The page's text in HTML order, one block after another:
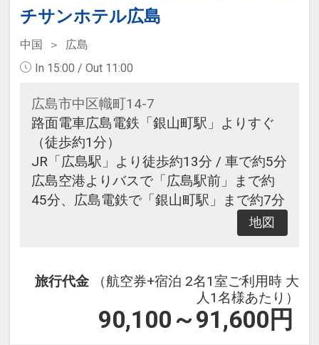
チサンホテル広島
中国
広島
In 15:00 / Out 11:00
広島市中区幟町14-7
路面電車広島電鉄「銀山町駅」よりすぐ
（徒歩約1分）
JR「広島駅」より徒歩約13分 / 車で約5分
広島空港よりバスで「広島駅前」まで約
45分、広島電鉄で「銀山町駅」まで約7分
地図
旅行代金
（航空券+宿泊 2名1室ご利用時 大
人1名様あたり）
90,100～91,600 円